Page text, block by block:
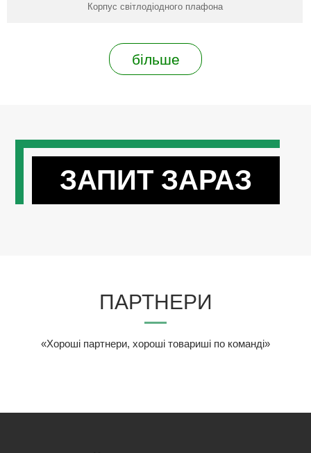
Корпус світлодіодного плафона
більше
ЗАПИТ ЗАРАЗ
ПАРТНЕРИ
«Хороші партнери, хороші товариші по команді»